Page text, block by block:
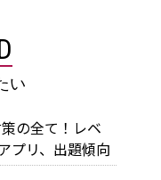
い
の全て！レベ
プリ、出題傾向